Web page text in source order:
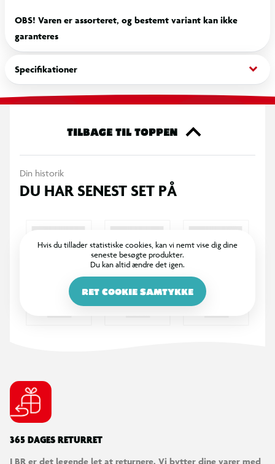
OBS! Varen er assorteret, og bestemt variant kan ikke
garanteres
Specifikationer keyboard_arrow_down
TILBAGE TIL TOPPEN
Din historik
DU HAR SENEST SET PÅ
Hvis du tillader statistiske cookies, kan vi nemt vise dig dine
seneste besøgte produkter.
Du kan altid ændre det igen.
RET COOKIE SAMTYKKE
365 DAGES RETURRET
I BR er det legende let at returnere. Vi bytter dine varer med